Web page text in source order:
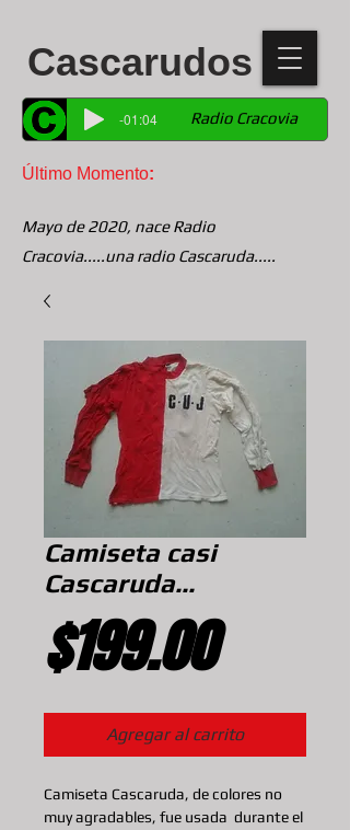
Cascarudos
-01:04 Radio Cracovia
Último Momento:
Mayo de 2020, nace Radio
Cracovia.....una radio Cascaruda.....
Camiseta casi
Cascaruda...
$199.00Precio
Agregar al carrito
Camiseta Cascaruda, de colores no
muy agradables, fue usada  durante el